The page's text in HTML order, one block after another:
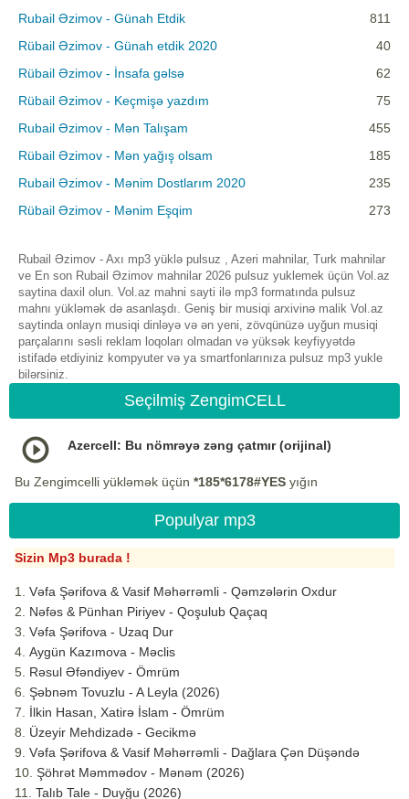
Rubail Əzimov - Günah Etdik
811
Rübail Əzimov - Günah etdik 2020
40
Rübail Əzimov - İnsafa gəlsə
62
Rübail Əzimov - Keçmişə yazdım
75
Rubail Əzimov - Mən Talışam
455
Rübail Əzimov - Mən yağış olsam
185
Rubail Əzimov - Mənim Dostlarım 2020
235
Rübail Əzimov - Mənim Eşqim
273
Rubail Əzimov - Axı mp3 yüklə pulsuz , Azeri mahnilar, Turk mahnilar
ve En son Rubail Əzimov mahnilar 2026 pulsuz yuklemek üçün Vol.az
saytina daxil olun. Vol.az mahni sayti ilə mp3 formatında pulsuz
mahnı yükləmək də asanlaşdı. Geniş bir musiqi arxivinə malik Vol.az
saytinda onlayn musiqi dinləyə və ən yeni, zövqünüzə uyğun musiqi
parçalarını səsli reklam loqoları olmadan və yüksək keyfiyyətdə
istifadə etdiyiniz kompyuter və ya smartfonlarınıza pulsuz mp3 yukle
bilərsiniz.
Seçilmiş ZengimCELL
Azercell: Bu nömrəyə zəng çatmır (orijinal)
Bu Zengimcelli yükləmək üçün *185*6178#YES yığın
Populyar mp3
Sizin Mp3 burada !
Vəfa Şərifova & Vasif Məhərrəmli - Qəmzələrin Oxdur
Nəfəs & Pünhan Piriyev - Qoşulub Qaçaq
Vəfa Şərifova - Uzaq Dur
Aygün Kazımova - Məclis
Rəsul Əfəndiyev - Ömrüm
Şəbnəm Tovuzlu - A Leyla (2026)
İlkin Hasan, Xatirə İslam - Ömrüm
Üzeyir Mehdizadə - Gecikmə
Vəfa Şərifova & Vasif Məhərrəmli - Dağlara Çən Düşəndə
Şöhrət Məmmədov - Mənəm (2026)
Talıb Tale - Duyğu (2026)